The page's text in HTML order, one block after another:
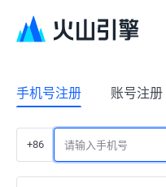
手机号注册 账号注册
+86